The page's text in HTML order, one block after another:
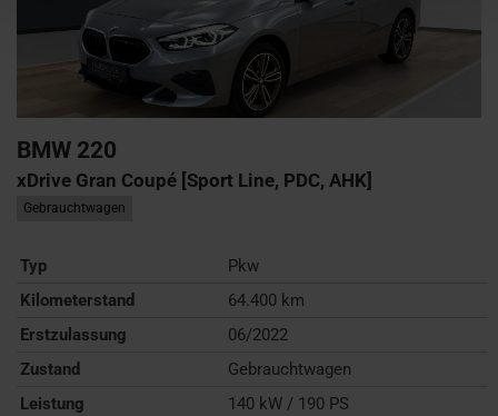
BMW 220
xDrive Gran Coupé [Sport Line, PDC, AHK]
Gebrauchtwagen
Typ
Pkw
Kilometerstand
64.400 km
Erstzulassung
06/2022
Zustand
Gebrauchtwagen
Leistung
140 kW / 190 PS